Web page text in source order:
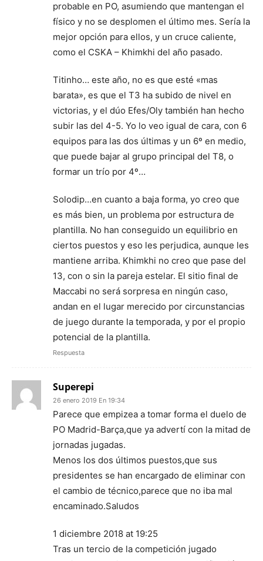
probable en PO, asumiendo que mantengan el
físico y no se desplomen el último mes. Sería la
mejor opción para ellos, y un cruce caliente,
como el CSKA – Khimkhi del año pasado.
Titinho… este año, no es que esté «mas
barata», es que el T3 ha subido de nivel en
victorias, y el dúo Efes/Oly también han hecho
subir las del 4-5. Yo lo veo igual de cara, con 6
equipos para las dos últimas y un 6º en medio,
que puede bajar al grupo principal del T8, o
formar un trío por 4º…
Solodip…en cuanto a baja forma, yo creo que
es más bien, un problema por estructura de
plantilla. No han conseguido un equilibrio en
ciertos puestos y eso les perjudica, aunque les
mantiene arriba. Khimkhi no creo que pase del
13, con o sin la pareja estelar. El sitio final de
Maccabi no será sorpresa en ningún caso,
andan en el lugar merecido por circunstancias
de juego durante la temporada, y por el propio
potencial de la plantilla.
Respuesta
Superepi
26 enero 2019 En 19:34
Parece que empizea a tomar forma el duelo de
PO Madrid-Barça,que ya advertí con la mitad de
jornadas jugadas.
Menos los dos últimos puestos,que sus
presidentes se han encargado de eliminar con
el cambio de técnico,parece que no iba mal
encaminado.Saludos
1 diciembre 2018 at 19:25
Tras un tercio de la competición jugado